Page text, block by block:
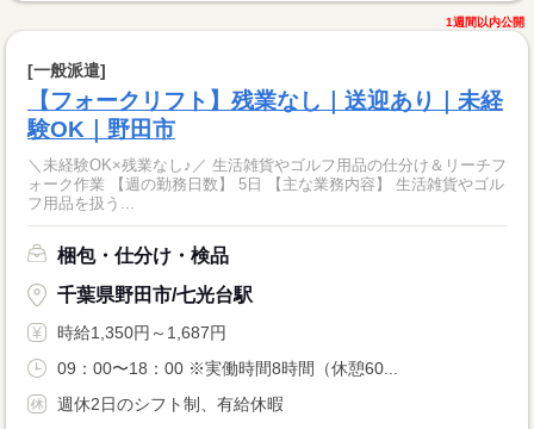
1週間以内公開
[一般派遣]
【フォークリフト】残業なし｜送迎あり｜未経
験OK｜野田市
＼未経験OK×残業なし♪／ 生活雑貨やゴルフ用品の仕分け＆リーチフ
ォーク作業 【週の勤務日数】 5日 【主な業務内容】 生活雑貨やゴル
フ用品を扱う...
梱包・仕分け・検品
千葉県野田市/七光台駅
時給1,350円～1,687円
09：00〜18：00 ※実働時間8時間（休憩60...
週休2日のシフト制、有給休暇